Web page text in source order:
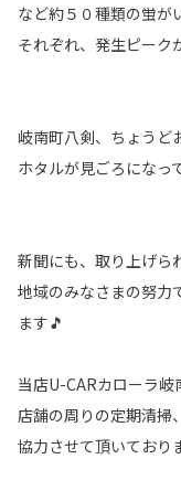
など約５０種類の蛍が
それぞれ、発生ピーク
岐南町八剣、ちょうど
ホタルが見ごろになっ
新聞にも、取り上げら
地域のみなさまの努力
ます🎵
当店U-CARカローラ
店舗の周りの定期清掃
協力させて頂いており